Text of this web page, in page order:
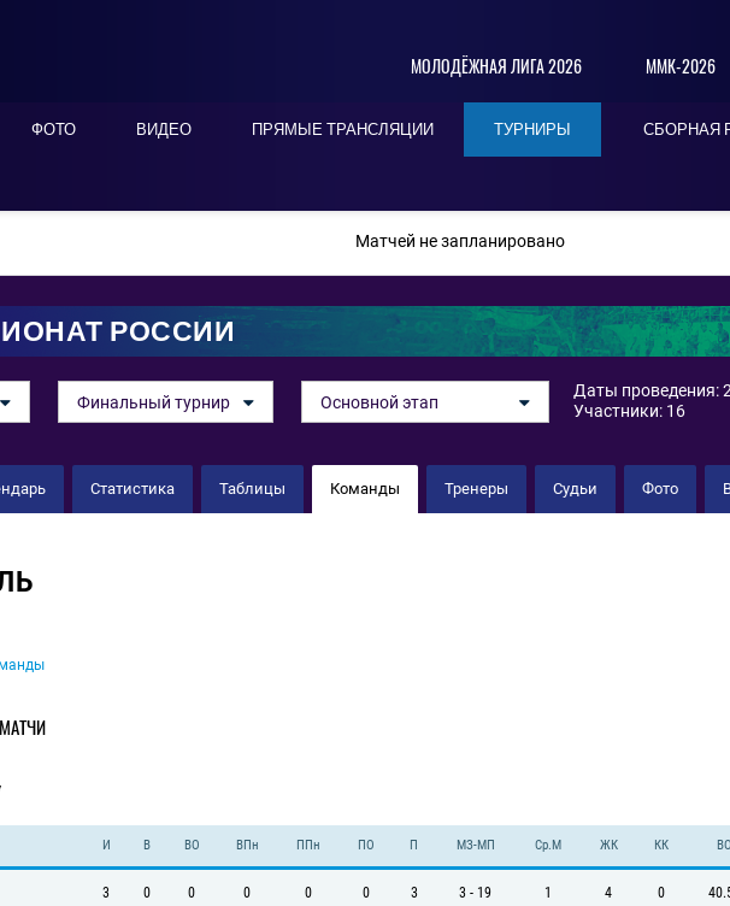
МОЛОДЁЖНАЯ ЛИГА 2026 ММК-2026
ФОТО ВИДЕО ПРЯМЫЕ ТРАНСЛЯЦИИ ТУРНИРЫ СБОРНАЯ
Матчей не запланировано
РОССИИ
Финальный турнир Основной этап
Даты проведения:
Участники: 16
Статистика Таблицы Команды Тренеры Судьи Фото
МАТЧИ
И В ВО ВПн ППн ПО П МЗ-МП Ср.М ЖК КК ВО
3 0 0 0 0 0 3 3 - 19 1 4 0